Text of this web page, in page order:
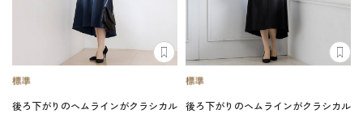
後ろ下がりのヘムラインがクラシカル
後ろ下がりのヘムラインがクラシカル